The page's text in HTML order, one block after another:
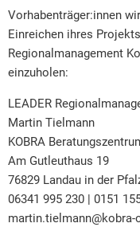
Vorhabenträger:innen
Einreichen ihres
Regionalmanagement
einzuholen:
LEADER
Martin Tielmann
KOBRA
Am Gutleuthaus 19
76829 Landau in der
06341 995 230 | 0151
martin.tielmann@kobra-